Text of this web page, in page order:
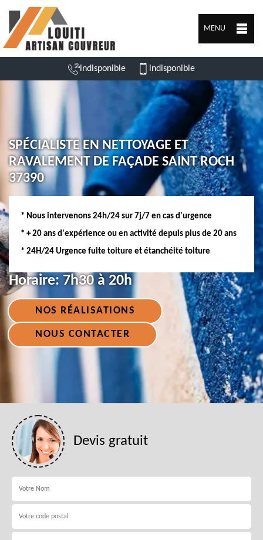
MENU
indisponible indisponible
SPÉCIALISTE EN NETTOYAGE ET
RAVALEMENT DE FAÇADE SAINT ROCH
37390
* Nous intervenons 24h/24 sur 7j/7 en cas d'urgence
* + 20 ans d'expérience ou en activité depuis plus de 20 ans
* 24H/24 Urgence fuite toiture et étanchéité toiture
Horaire: 7h30 à 20h
NOS RÉALISATIONS
NOUS CONTACTER
Devis gratuit